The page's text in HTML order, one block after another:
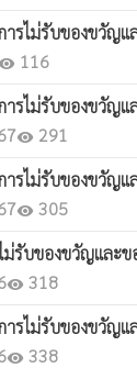
ารไม่รับของขวั
visibility 116
ารไม่รับของขวั
visibility 291
ารไม่รับของขวัญ
visibility 305
ม่รับของขวัญแล
visibility 318
ารไม่รับของขวั
visibility 338